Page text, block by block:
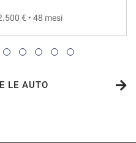
€ • 48 mesi
LE AUTO